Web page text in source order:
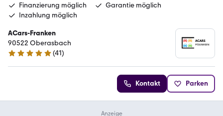
Finanzierung möglich
Garantie möglich
Inzahlung möglich
ACars-Franken
90522 Oberasbach
4.8 Sterne
(41)
Kontakt Parken